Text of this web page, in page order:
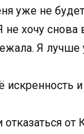
уже не
хочу снова
Я лучше
искренность и
от